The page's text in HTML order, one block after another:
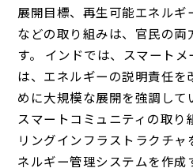
展開目標、再生可能エネル
などの取り組みは、官民の両
す。 インドでは、スマート
は、エネルギーの説明責任を
めに大規模な展開を強調して
スマートコミュニティの取り
リングインフラストラクチ
ネルギー管理システムを作成